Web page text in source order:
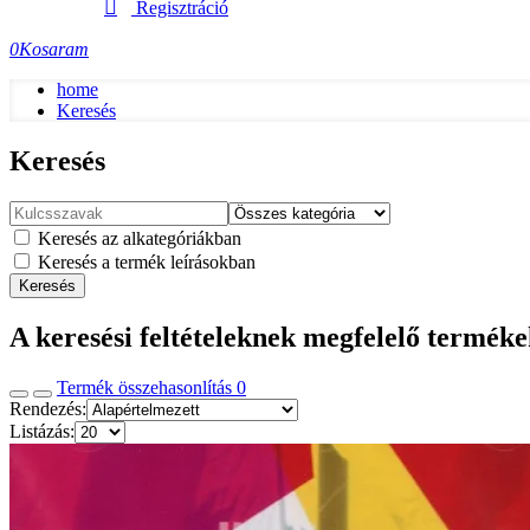
Regisztráció
0Kosaram
home
Keresés
Keresés
Keresés az alkategóriákban
Keresés a termék leírásokban
Keresés
A keresési feltételeknek megfelelő
Termék összehasonlítás 0
Rendezés:
Listázás: